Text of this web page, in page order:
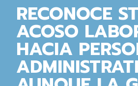
RECONOCE
ACOSO
HACIA